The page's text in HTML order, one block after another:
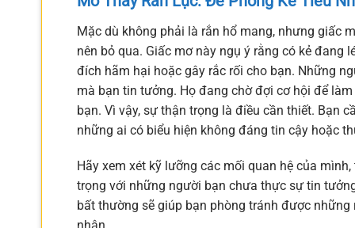
Mặc dù không phải là rắn hổ mang, nhưng giấc
nên bỏ qua. Giấc mơ này ngụ ý rằng có kẻ
đích hãm hại hoặc gây rắc rối cho bạn. Những
mà bạn tin tưởng. Họ đang chờ đợi cơ hội để
bạn. Vì vậy, sự thận trọng là điều cần thiết. Bạn
những ai có biểu hiện không đáng tin cậy hoặc
Hãy xem xét kỹ lưỡng các mối quan hệ của
trọng với những người bạn chưa thực sự tin
bất thường sẽ giúp bạn phòng tránh được